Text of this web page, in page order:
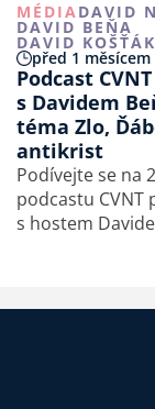
MÉDIADAVID
DAVID BEŇA
DAVID KOŠŤÁK
před 1 měsícem
Podcast CVNT
s Davidem
téma Zlo,
antikrist
Podívejte se na
podcastu CVNT
s hostem